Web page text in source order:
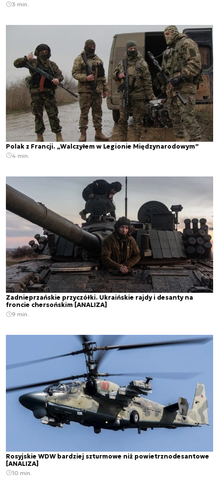
3 min.
Polak z Francji. „Walczyłem w Legionie Międzynarodowym”
4 min.
Zadnieprzańskie przyczółki. Ukraińskie rajdy i desanty na
froncie chersońskim [ANALIZA]
9 min.
Rosyjskie WDW bardziej szturmowe niż powietrznodesantowe
[ANALIZA]
10 min.